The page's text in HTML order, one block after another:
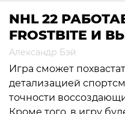
NHL 22
FROSTBITE И
Александр Бэй
Игра сможет
детализацией
точности